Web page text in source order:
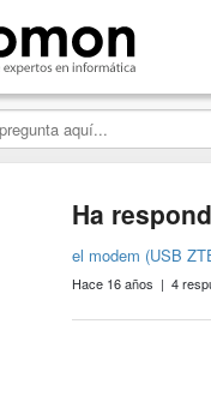
Ha
el modem (USB
Hace 16 años | 4